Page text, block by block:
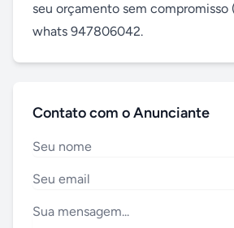
seu orçamento sem compromisso
whats 947806042.
Contato com o Anunciante